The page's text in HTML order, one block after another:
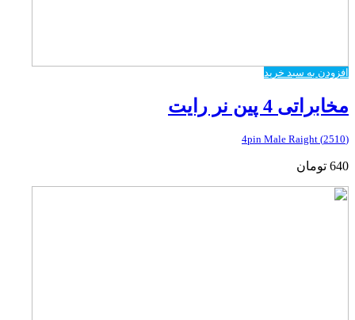
افزودن به سبد خرید
مخابراتی 4 پین نر رایت
(2510) 4pin Male Raight
640 تومان